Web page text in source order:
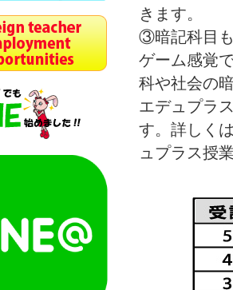
きます。
③暗記科目
ゲーム感覚
科や社会の
エデュプラ
す。詳しく
ュプラス授